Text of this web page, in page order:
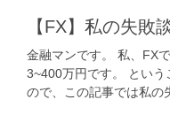
【FX】私の失敗
金融マンです。 私、FX
3~400万円です。 とい
ので、この記事では私